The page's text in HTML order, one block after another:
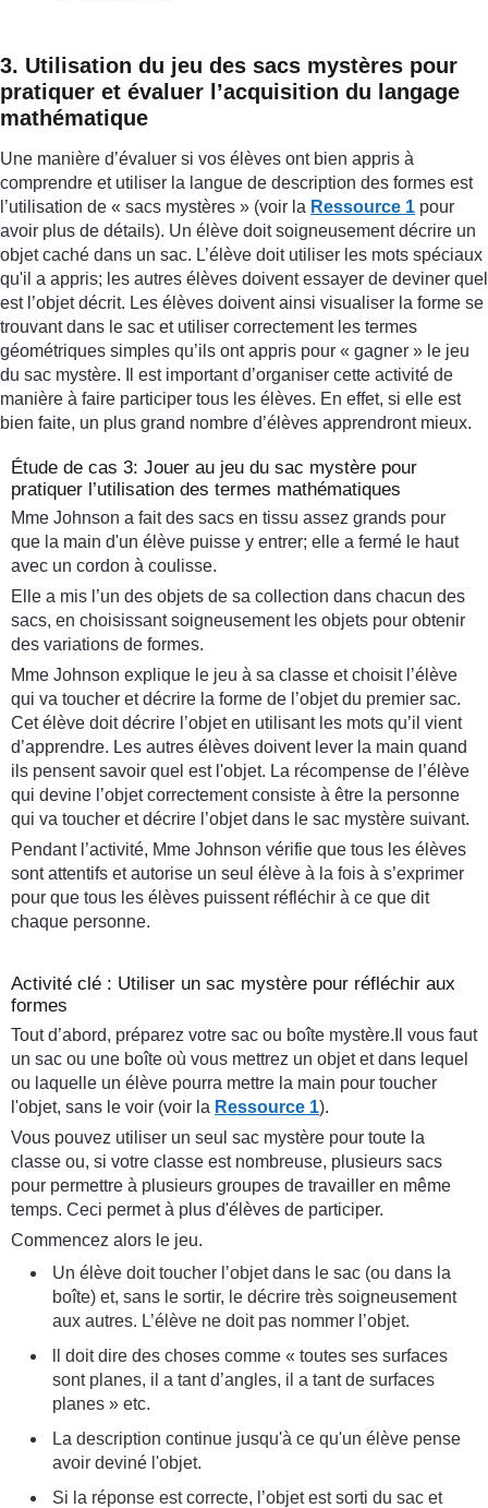
3. Utilisation du jeu des sacs mystères pour
pratiquer et évaluer l’acquisition du langage
mathématique
Une manière d’évaluer si vos élèves ont bien appris à
comprendre et utiliser la langue de description des formes est
l’utilisation de « sacs mystères » (voir la Ressource 1 pour
avoir plus de détails). Un élève doit soigneusement décrire un
objet caché dans un sac. L’élève doit utiliser les mots spéciaux
qu'il a appris; les autres élèves doivent essayer de deviner quel
est l’objet décrit. Les élèves doivent ainsi visualiser la forme se
trouvant dans le sac et utiliser correctement les termes
géométriques simples qu’ils ont appris pour « gagner » le jeu
du sac mystère. Il est important d’organiser cette activité de
manière à faire participer tous les élèves. En effet, si elle est
bien faite, un plus grand nombre d’élèves apprendront mieux.
Étude de cas 3: Jouer au jeu du sac mystère pour
pratiquer l’utilisation des termes mathématiques
Mme Johnson a fait des sacs en tissu assez grands pour
que la main d'un élève puisse y entrer; elle a fermé le haut
avec un cordon à coulisse.
Elle a mis l’un des objets de sa collection dans chacun des
sacs, en choisissant soigneusement les objets pour obtenir
des variations de formes.
Mme Johnson explique le jeu à sa classe et choisit l’élève
qui va toucher et décrire la forme de l’objet du premier sac.
Cet élève doit décrire l’objet en utilisant les mots qu’il vient
d’apprendre. Les autres élèves doivent lever la main quand
ils pensent savoir quel est l'objet. La récompense de l’élève
qui devine l’objet correctement consiste à être la personne
qui va toucher et décrire l’objet dans le sac mystère suivant.
Pendant l’activité, Mme Johnson vérifie que tous les élèves
sont attentifs et autorise un seul élève à la fois à s’exprimer
pour que tous les élèves puissent réfléchir à ce que dit
chaque personne.
Activité clé : Utiliser un sac mystère pour réfléchir aux
formes
Tout d’abord, préparez votre sac ou boîte mystère.Il vous faut
un sac ou une boîte où vous mettrez un objet et dans lequel
ou laquelle un élève pourra mettre la main pour toucher
l'objet, sans le voir (voir la Ressource 1).
Vous pouvez utiliser un seul sac mystère pour toute la
classe ou, si votre classe est nombreuse, plusieurs sacs
pour permettre à plusieurs groupes de travailler en même
temps. Ceci permet à plus d'élèves de participer.
Commencez alors le jeu.
Un élève doit toucher l’objet dans le sac (ou dans la
boîte) et, sans le sortir, le décrire très soigneusement
aux autres. L’élève ne doit pas nommer l’objet.
ll doit dire des choses comme « toutes ses surfaces
sont planes, il a tant d’angles, il a tant de surfaces
planes » etc.
La description continue jusqu'à ce qu'un élève pense
avoir deviné l'objet.
Si la réponse est correcte, l’objet est sorti du sac et